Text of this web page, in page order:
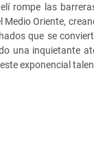
rompe las
Medio Oriente,
que se
una inquietante
exponencial